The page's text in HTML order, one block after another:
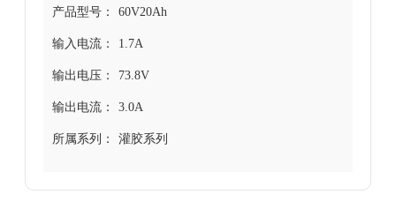
产品型号： 60V20Ah
输入电流： 1.7A
输出电压： 73.8V
输出电流： 3.0A
所属系列： 灌胶系列